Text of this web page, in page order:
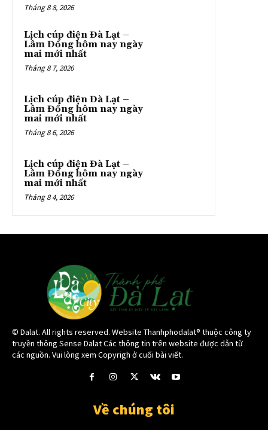
Tháng 8 8, 2026
Lịch cúp điện Đà Lạt –
Lâm Đồng hôm nay ngày
mai mới nhất
Tháng 8 7, 2026
Lịch cúp điện Đà Lạt –
Lâm Đồng hôm nay ngày
mai mới nhất
Tháng 8 6, 2026
Lịch cúp điện Đà Lạt –
Lâm Đồng hôm nay ngày
mai mới nhất
Tháng 8 4, 2026
© Dalat. All rights reserved. Website Thanhphodalat® thuộc công ty
truyền thông Sense Dalat Các thông tin trên website được dẫn từ
các nguồn. Vui lòng xem Copyrigh ở cuối bài viết.
Về chúng tôi